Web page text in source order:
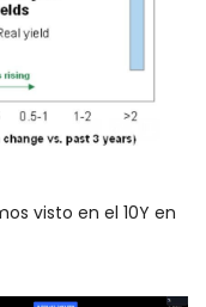
visto en el 10Y en